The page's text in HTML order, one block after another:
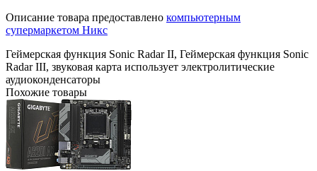
Описание товара предоставлено компьютерным
супермаркетом Никс
Геймерская функция Sonic Radar II, Геймерская функция Sonic
Radar III, звуковая карта использует электролитические
аудиоконденсаторы
Похожие товары